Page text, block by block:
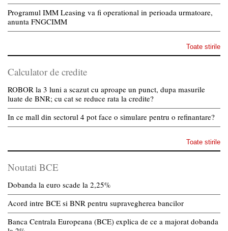
Programul IMM Leasing va fi operational in perioada urmatoare,
anunta FNGCIMM
Toate stirile
Calculator de credite
ROBOR la 3 luni a scazut cu aproape un punct, dupa masurile
luate de BNR; cu cat se reduce rata la credite?
In ce mall din sectorul 4 pot face o simulare pentru o refinantare?
Toate stirile
Noutati BCE
Dobanda la euro scade la 2,25%
Acord intre BCE si BNR pentru supravegherea bancilor
Banca Centrala Europeana (BCE) explica de ce a majorat dobanda